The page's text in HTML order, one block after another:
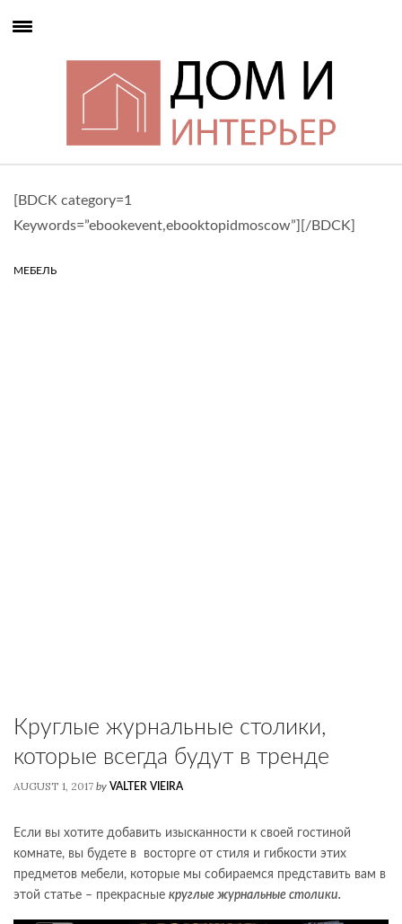
[BDCK category=1
Keywords=”ebookevent,ebooktopidmoscow”][/BDCK]
МЕБЕЛЬ
Круглые журнальные столики,
которые всегда будут в тренде
AUGUST 1, 2017 by VALTER VIEIRA
Если вы хотите добавить изысканности к своей гостиной
комнате, вы будете в восторге от стиля и гибкости этих
предметов мебели, которые мы собираемся представить вам в
этой статье – прекрасные круглые журнальные столики.